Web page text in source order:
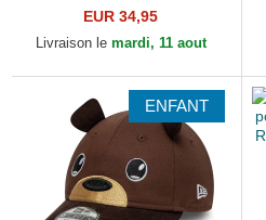
The Farm Goorin Bros.
EUR 34,95
Livraison le mardi, 11 aout
ENFANT